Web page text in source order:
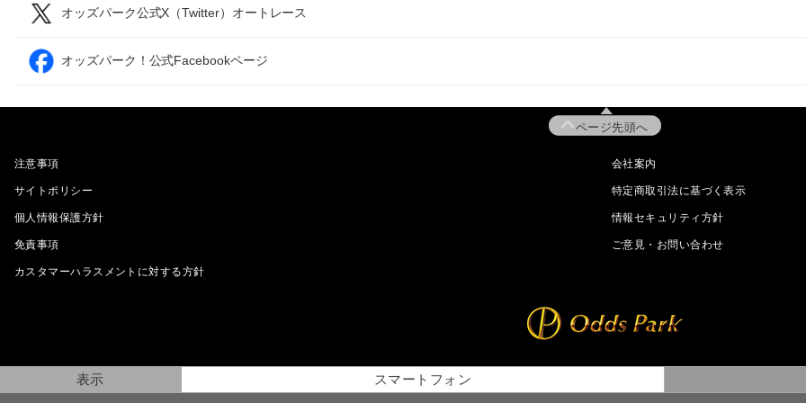
オッズパーク公式X（Twitter）オートレース
オッズパーク！公式Facebookページ
ページ先頭へ
注意事項 会社案内
サイトポリシー 特定商取引法に基づく表示
個人情報保護方針 情報セキュリティ方針
免責事項 ご意見・お問い合わせ
カスタマーハラスメントに対する方針
表示 スマートフォン